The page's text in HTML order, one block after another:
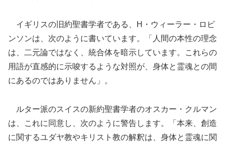
イギリスの旧約聖書学者である、H・ウィーラー・ロビ
ンソンは、次のように書いています。「人間の本性の理念
は、二元論ではなく、統合体を暗示しています。これらの
用語が直感的に示唆するような対照が、身体と霊魂との間
にあるのではありません」。
ルター派のスイスの新約聖書学者のオスカー・クルマン
は、これに同意し、次のように警告します。「本来、創造
に関するユダヤ教やキリスト教の解釈は、身体と霊魂に関